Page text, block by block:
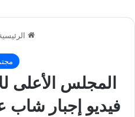
المجلس الأعلى
فيديو إجبار شاب